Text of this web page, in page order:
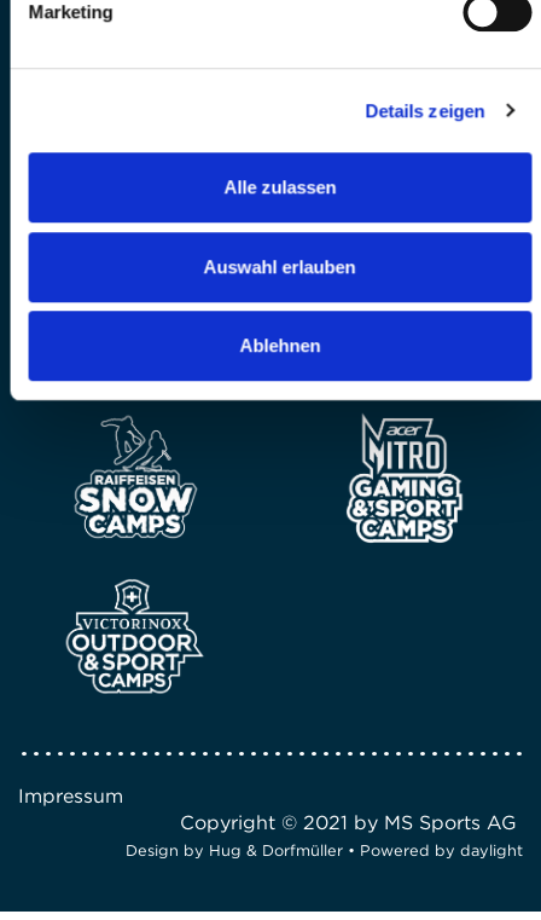
Marketing
Details zeigen
Alle zulassen
Auswahl erlauben
Ablehnen
Impressum
Copyright © 2021 by MS Sports AG
Design by Hug & Dorfmüller • Powered by daylight